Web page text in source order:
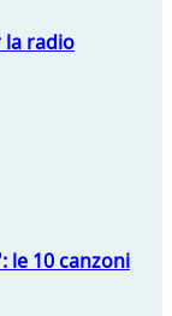
la radio
le 10 canzoni